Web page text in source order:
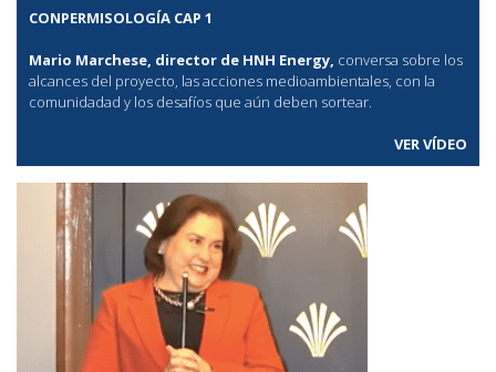
CONPERMISOLOGÍA CAP 1
Mario Marchese, director de HNH Energy, conversa sobre los
alcances del proyecto, las acciones medioambientales, con la
comunidadad y los desafíos que aún deben sortear.
VER VÍDEO